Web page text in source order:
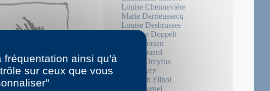
Louise Chennevière
Marie Darrieussecq
Louise Desbrusses
Suzanne Doppelt
Mary Dorsan
Julie Douard
Arthur Dreyfus
Aiat Fayez
Elisabeth Filhol
Paul Fournel
ainsi qu'à
sur ceux que vous